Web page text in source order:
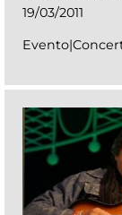
19/03/2011